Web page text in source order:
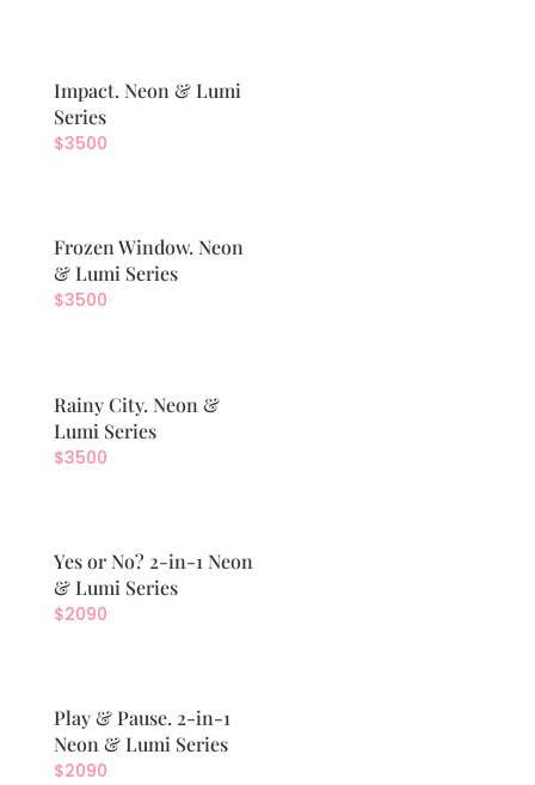
Impact. Neon & Lumi
Series
$3500
Frozen Window. Neon
& Lumi Series
$3500
Rainy City. Neon &
Lumi Series
$3500
Yes or No? 2-in-1 Neon
& Lumi Series
$2090
Play & Pause. 2-in-1
Neon & Lumi Series
$2090